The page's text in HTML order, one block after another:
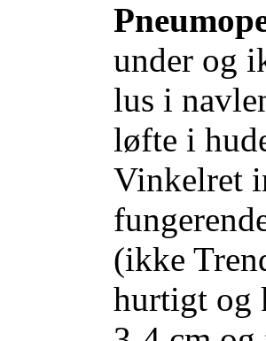
under og
lus i
løfte i
Vinkelret
(ikke
hurtigt og